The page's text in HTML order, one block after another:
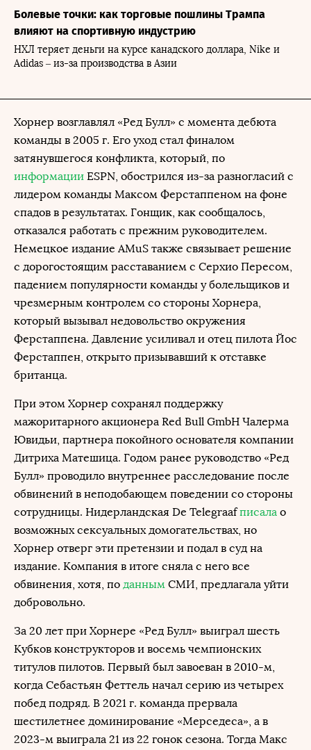
Болевые точки: как торговые пошлины Трампа
влияют на спортивную индустрию
НХЛ теряет деньги на курсе канадского доллара, Nike и
Adidas – из-за производства в Азии
Хорнер возглавлял «Ред Булл» с момента дебюта
команды в 2005 г. Его уход стал финалом
затянувшегося конфликта, который, по
информации ESPN, обострился из-за разногласий с
лидером команды Максом Ферстаппеном на фоне
спадов в результатах. Гонщик, как сообщалось,
отказался работать с прежним руководителем.
Немецкое издание AMuS также связывает решение
с дорогостоящим расставанием с Серхио Пересом,
падением популярности команды у болельщиков и
чрезмерным контролем со стороны Хорнера,
который вызывал недовольство окружения
Ферстаппена. Давление усиливал и отец пилота Йос
Ферстаппен, открыто призывавший к отставке
британца.
При этом Хорнер сохранял поддержку
мажоритарного акционера Red Bull GmbH Чалерма
Ювидьи, партнера покойного основателя компании
Дитриха Матешица. Годом ранее руководство «Ред
Булл» проводило внутреннее расследование после
обвинений в неподобающем поведении со стороны
сотрудницы. Нидерландская De Telegraafписала о
возможных сексуальных домогательствах, но
Хорнер отверг эти претензии и подал в суд на
издание. Компания в итоге сняла с него все
обвинения, хотя, по данным СМИ, предлагала уйти
добровольно.
За 20 лет при Хорнере «Ред Булл» выиграл шесть
Кубков конструкторов и восемь чемпионских
титулов пилотов. Первый был завоеван в 2010-м,
когда Себастьян Феттель начал серию из четырех
побед подряд. В 2021 г. команда прервала
шестилетнее доминирование «Мерседеса», а в
2023-м выиграла 21 из 22 гонок сезона. Тогда Макс